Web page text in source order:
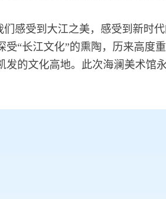
感受到大江之美，感受到新时
“长江文化”的熏陶，历来高
的文化高地。此次海澜美术馆